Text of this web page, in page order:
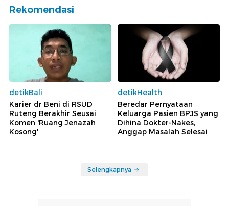
Rekomendasi
detikBali
Karier dr Beni di RSUD
Ruteng Berakhir Seusai
Komen 'Ruang Jenazah
Kosong'
detikHealth
Beredar Pernyataan
Keluarga Pasien BPJS yang
Dihina Dokter-Nakes,
Anggap Masalah Selesai
Selengkapnya